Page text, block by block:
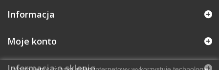
Informacja
Moje konto